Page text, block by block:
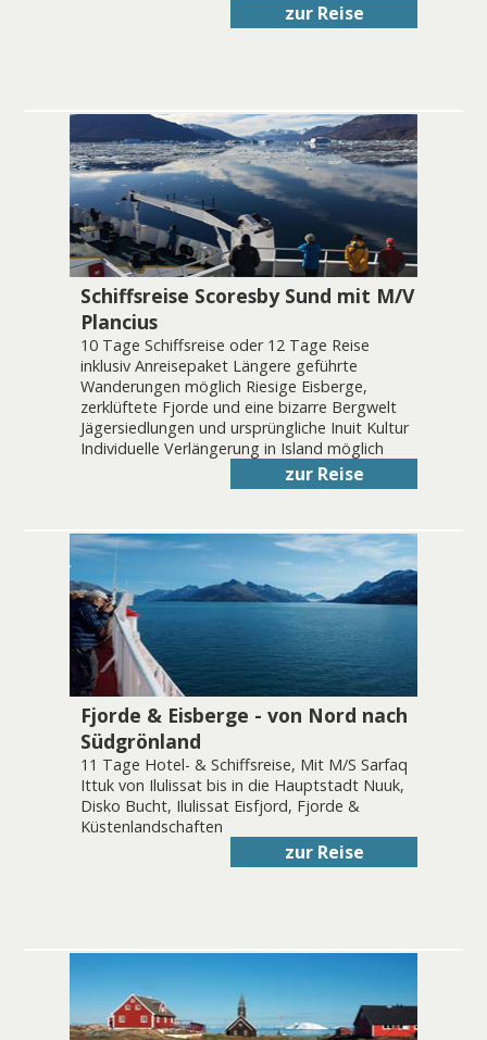
zur Reise
Schiffsreise Scoresby Sund mit M/V
Plancius
10 Tage Schiffsreise oder 12 Tage Reise
inklusiv Anreisepaket Längere geführte
Wanderungen möglich Riesige Eisberge,
zerklüftete Fjorde und eine bizarre Bergwelt
Jägersiedlungen und ursprüngliche Inuit Kultur
Individuelle Verlängerung in Island möglich
zur Reise
Fjorde & Eisberge - von Nord nach
Südgrönland
11 Tage Hotel- & Schiffsreise, Mit M/S Sarfaq
Ittuk von Ilulissat bis in die Hauptstadt Nuuk,
Disko Bucht, Ilulissat Eisfjord, Fjorde &
Küstenlandschaften
zur Reise